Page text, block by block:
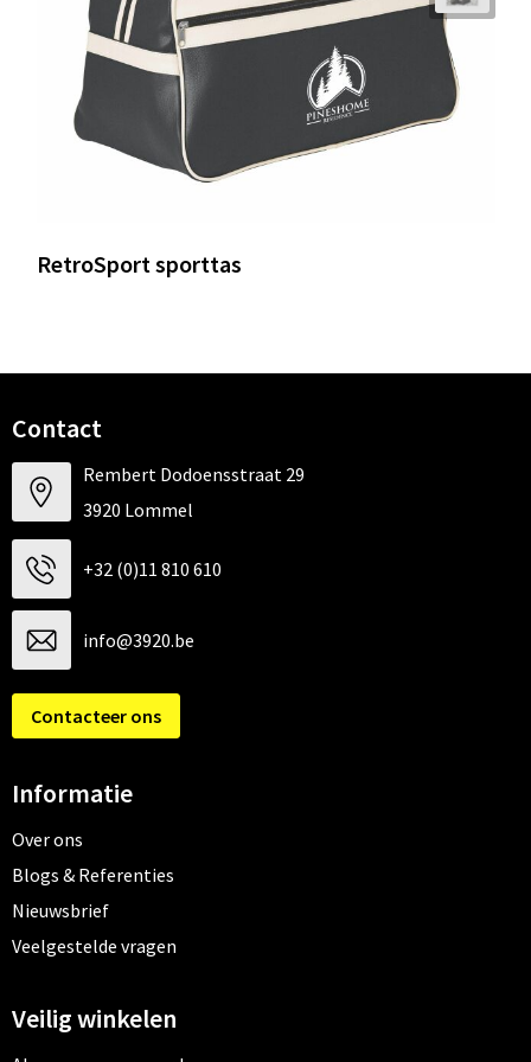
RetroSport sporttas
Contact
Rembert Dodoensstraat 29
3920 Lommel
+32 (0)11 810 610
info@3920.be
Contacteer ons
Informatie
Over ons
Blogs & Referenties
Nieuwsbrief
Veelgestelde vragen
Veilig winkelen